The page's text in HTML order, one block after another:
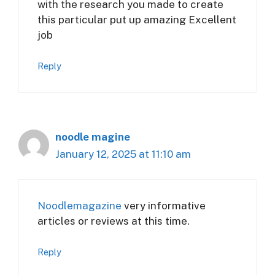
with the research you made to create
this particular put up amazing Excellent
job
Reply
noodle magine
January 12, 2025 at 11:10 am
Noodlemagazine very informative
articles or reviews at this time.
Reply